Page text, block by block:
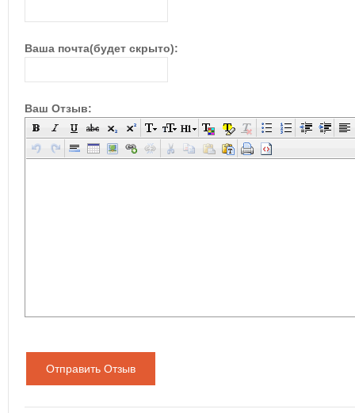
Ваша почта(будет скрыто):
Ваш Отзыв:
Отправить Отзыв